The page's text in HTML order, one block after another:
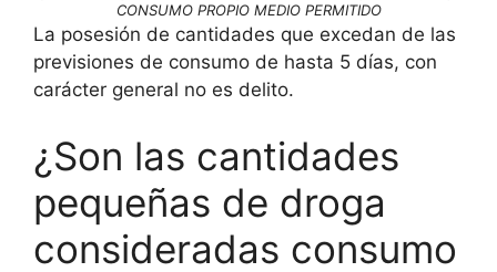
CONSUMO PROPIO MEDIO PERMITIDO
La posesión de cantidades que excedan de las
previsiones de consumo de hasta 5 días, con
carácter general no es delito.
¿Son las cantidades
pequeñas de droga
consideradas consumo